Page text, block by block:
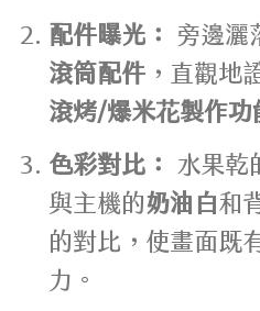
配件曝光： 旁邊灑
滾筒配件 ，直觀地
滾烤/爆米花製作功
色彩對比： 水果乾
與主機的奶油白和
的對比，使畫面既
力。